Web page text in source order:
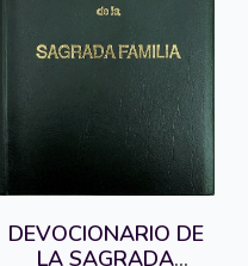
DEVOCIONARIO DE
LA SAGRADA